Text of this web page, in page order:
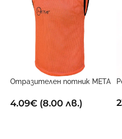
Отразителен потник META
4.09€ (8.00 лв.)